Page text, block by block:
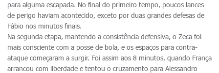
para alguma escapada. No final do primeiro tempo, poucos lances
de perigo haviam acontecido, exceto por duas grandes defesas de
Fábio nos minutos finais.
Na segunda etapa, mantendo a consistência defensiva, o Zeca foi
mais consciente com a posse de bola, e os espaços para contra-
ataque começaram a surgir. Foi assim aos 8 minutos, quando França
arrancou com liberdade e tentou o cruzamento para Alessandro